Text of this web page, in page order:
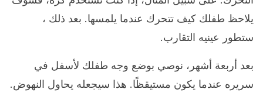
يلاحظ طفلك كيف تتحرك عندما يلمسها. بعد ذلك ،
ستطور عينيه التقارب.
بعد أربعة أشهر، نوصي بوضع وجه طفلك لأسفل في
سريره عندما يكون مستيقظًا. هذا سيجعله يحاول النهوض.